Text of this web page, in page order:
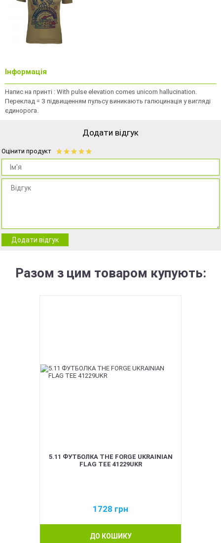
Інформація
Напис на принті : With pulse elevation comes unicorn hallucination.
Переклад = З підвищенням пульсу виникають галюцинація у вигляді
єдинорога.
Додати відгук
Оцінити продукт
Додати відгук
Разом з цим товаром купують:
5.11 ФУТБОЛКА THE FORGE UKRAINIAN
FLAG TEE 41229UKR
1728 грн
ДО КОШИКУ